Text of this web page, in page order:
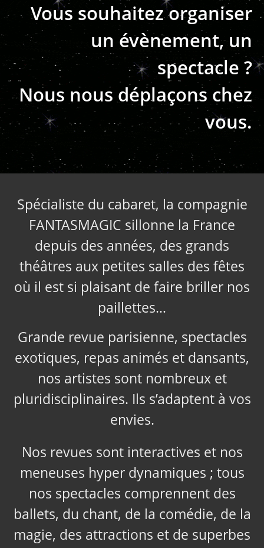
Vous souhaitez organiser
un évènement, un
spectacle ?
Nous nous déplaçons chez
vous.
Spécialiste du cabaret, la compagnie
FANTASMAGIC sillonne la France
depuis des années, des grands
théâtres aux petites salles des fêtes
où il est si plaisant de faire briller nos
paillettes…
Grande revue parisienne, spectacles
exotiques, repas animés et dansants,
nos artistes sont nombreux et
pluridisciplinaires. Ils s’adaptent à vos
envies.
Nos revues sont interactives et nos
meneuses hyper dynamiques ; tous
nos spectacles comprennent des
ballets, du chant, de la comédie, de la
magie, des attractions et de superbes